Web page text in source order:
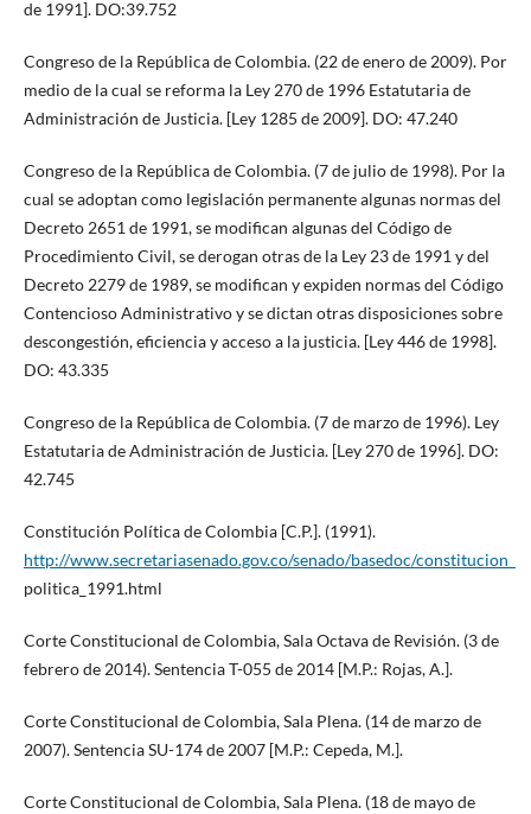
de 1991]. DO:39.752
Congreso de la República de Colombia. (22 de enero de 2009). Por
medio de la cual se reforma la Ley 270 de 1996 Estatutaria de
Administración de Justicia. [Ley 1285 de 2009]. DO: 47.240
Congreso de la República de Colombia. (7 de julio de 1998). Por la
cual se adoptan como legislación permanente algunas normas del
Decreto 2651 de 1991, se modifican algunas del Código de
Procedimiento Civil, se derogan otras de la Ley 23 de 1991 y del
Decreto 2279 de 1989, se modifican y expiden normas del Código
Contencioso Administrativo y se dictan otras disposiciones sobre
descongestión, eficiencia y acceso a la justicia. [Ley 446 de 1998].
DO: 43.335
Congreso de la República de Colombia. (7 de marzo de 1996). Ley
Estatutaria de Administración de Justicia. [Ley 270 de 1996]. DO:
42.745
Constitución Política de Colombia [C.P.]. (1991).
http://www.secretariasenado.gov.co/senado/basedoc/constitucion_
politica_1991.html
Corte Constitucional de Colombia, Sala Octava de Revisión. (3 de
febrero de 2014). Sentencia T-055 de 2014 [M.P.: Rojas, A.].
Corte Constitucional de Colombia, Sala Plena. (14 de marzo de
2007). Sentencia SU-174 de 2007 [M.P.: Cepeda, M.].
Corte Constitucional de Colombia, Sala Plena. (18 de mayo de